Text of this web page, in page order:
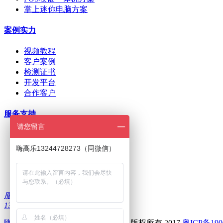
掌上迷你电脑方案
案例实力
视频教程
客户案例
检测证书
开发平台
合作客户
服务支持
在线下单
下载中心
服务热线：
13322986335
请您留言
嗨高乐13244728273（同微信）